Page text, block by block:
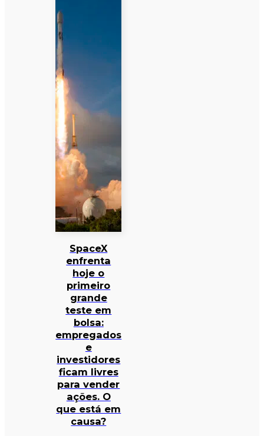
SpaceX
enfrenta
hoje o
primeiro
grande
teste em
bolsa:
empregados
e
investidores
ficam livres
para vender
ações. O
que está em
causa?